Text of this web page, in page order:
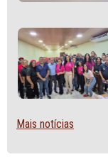
Mais notícias